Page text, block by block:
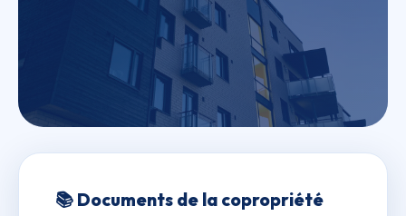
76 RUE D'ALLERAY
📚 Documents de la copropriété